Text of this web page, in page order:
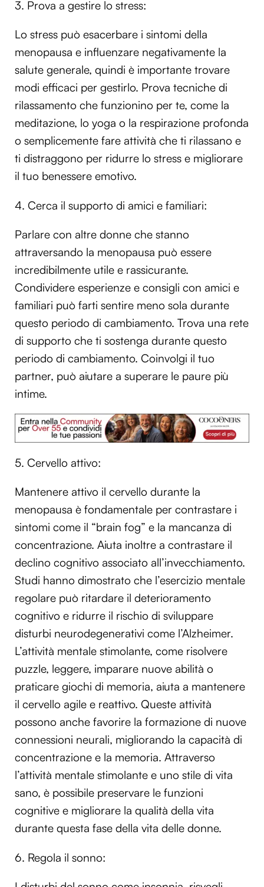
3. Prova a gestire lo stress:
Lo stress può esacerbare i sintomi della
menopausa e influenzare negativamente la
salute generale, quindi è importante trovare
modi efficaci per gestirlo. Prova tecniche di
rilassamento che funzionino per te, come la
meditazione, lo yoga o la respirazione profonda
o semplicemente fare attività che ti rilassano e
ti distraggono per ridurre lo stress e migliorare
il tuo benessere emotivo.
4. Cerca il supporto di amici e familiari:
Parlare con altre donne che stanno
attraversando la menopausa può essere
incredibilmente utile e rassicurante.
Condividere esperienze e consigli con amici e
familiari può farti sentire meno sola durante
questo periodo di cambiamento. Trova una rete
di supporto che ti sostenga durante questo
periodo di cambiamento. Coinvolgi il tuo
partner, può aiutare a superare le paure più
intime.
5. Cervello attivo:
Mantenere attivo il cervello durante la
menopausa è fondamentale per contrastare i
sintomi come il “brain fog” e la mancanza di
concentrazione. Aiuta inoltre a contrastare il
declino cognitivo associato all’invecchiamento.
Studi hanno dimostrato che l’esercizio mentale
regolare può ritardare il deterioramento
cognitivo e ridurre il rischio di sviluppare
disturbi neurodegenerativi come l’Alzheimer.
L’attività mentale stimolante, come risolvere
puzzle, leggere, imparare nuove abilità o
praticare giochi di memoria, aiuta a mantenere
il cervello agile e reattivo. Queste attività
possono anche favorire la formazione di nuove
connessioni neurali, migliorando la capacità di
concentrazione e la memoria. Attraverso
l’attività mentale stimolante e uno stile di vita
sano, è possibile preservare le funzioni
cognitive e migliorare la qualità della vita
durante questa fase della vita delle donne.
6. Regola il sonno: